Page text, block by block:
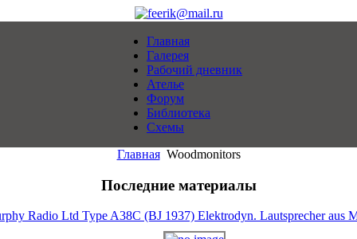
Главная
Галерея
Рабочий дневник
Ателье
Форум
Библиотека
Схемы
Главная Woodmonitors
Последние материалы
Radio Ltd Type A38C (BJ 1937) Elektrodyn. Lautsprecher aus